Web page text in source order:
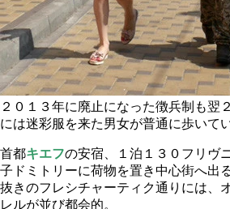
２０１３年に廃止になった徴兵制も翌
には迷彩服を来た男女が普通に歩いて
首都キエフの安宿、１泊１３０フリヴ
子ドミトリーに荷物を置き中心街へ出
抜きのフレシチャーティク通りには、
レルが並び都会的。